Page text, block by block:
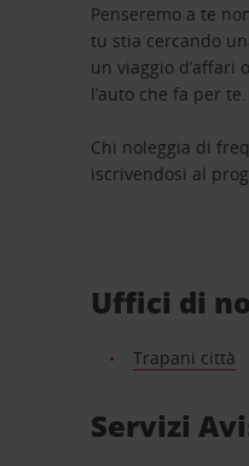
Penseremo a te
tu stia cercando
un viaggio d’affari
l’auto che fa per te.
Chi noleggia di
iscrivendosi al
Uffici di
Trapani città
Servizi